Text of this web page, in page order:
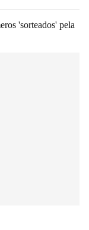
'sorteados' pela